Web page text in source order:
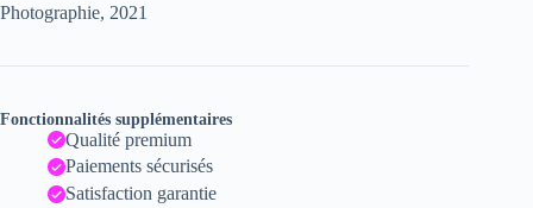
était :
est :
Photographie, 2021
Fonctionnalités supplémentaires
Qualité premium
Paiements sécurisés
Satisfaction garantie